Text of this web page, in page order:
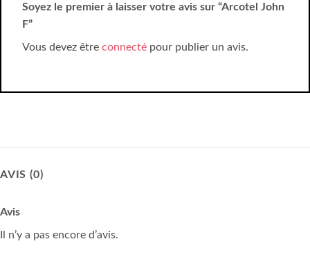
Soyez le premier à laisser votre avis sur “Arcotel John
F”
Vous devez être connecté pour publier un avis.
AVIS (0)
Avis
Il n’y a pas encore d’avis.